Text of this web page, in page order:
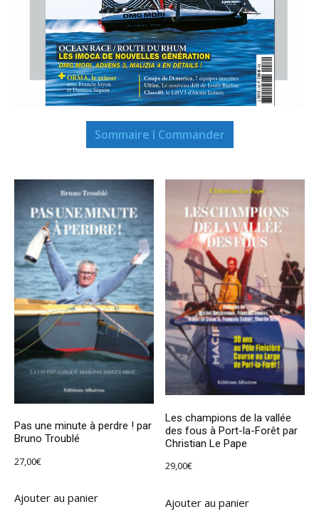
Sommaire I Commander
Pas une minute à perdre ! par
Bruno Troublé
27,00€
Ajouter au panier
Les champions de la vallée
des fous à Port-la-Forêt par
Christian Le Pape
29,00€
Ajouter au panier